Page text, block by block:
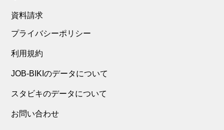
資料請求
プライバシーポリシー
利用規約
JOB-BIKIのデータについて
スタビキのデータについて
お問い合わせ